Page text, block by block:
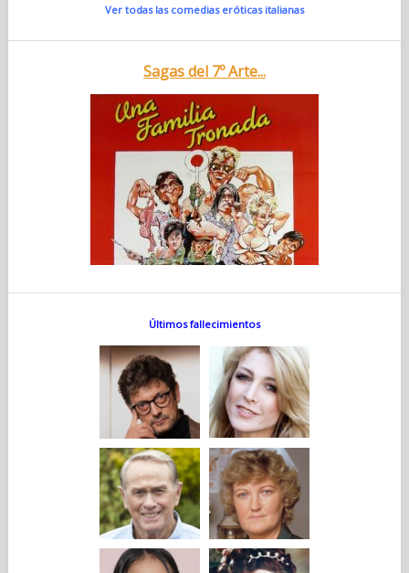
Ver todas las comedias eróticas italianas
Sagas del 7º Arte...
Últimos fallecimientos